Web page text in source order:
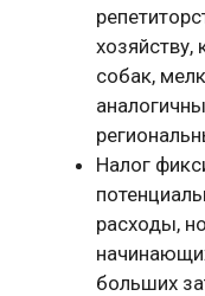
хозяйству,
собак,
Налог
расходы,
больших